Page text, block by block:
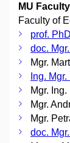
MU
Faculty of
prof.
doc.
Mgr.
Ing.
Mgr.
Mgr.
Mgr.
doc.